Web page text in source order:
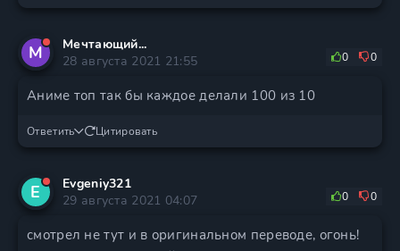
М
Мечтающий...
28 августа 2021 21:55
0 0
Аниме топ так бы каждое делали 100 из 10
Ответить Цитировать
E
Evgeniy321
29 августа 2021 04:07
0 0
смотрел не тут и в оригинальном переводе, огонь!